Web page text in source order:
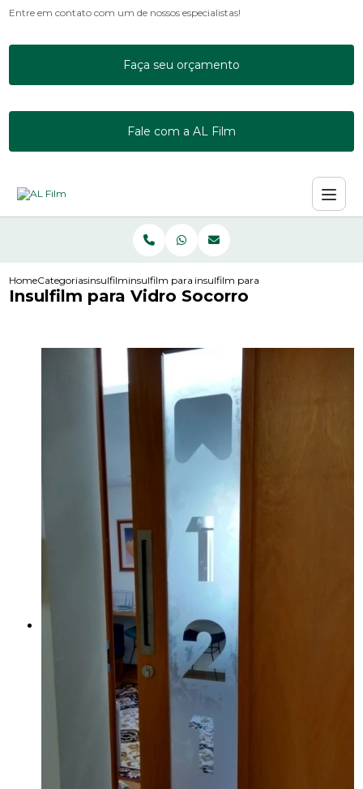
Entre em contato com um de nossos especialistas!
Faça seu orçamento
Fale com a AL Film
HomeCategoriasinsulfilminsulfilm para empresasinsulfilm para vidro socorro
Insulfilm para Vidro Socorro